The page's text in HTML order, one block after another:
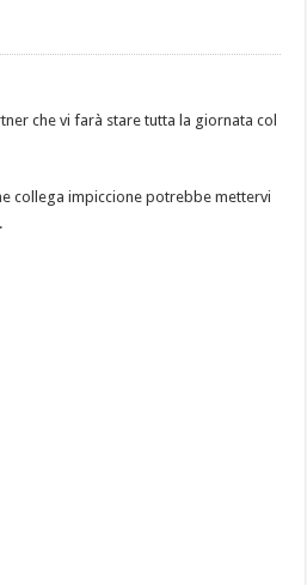
che vi farà stare tutta la giornata col
collega impiccione potrebbe mettervi